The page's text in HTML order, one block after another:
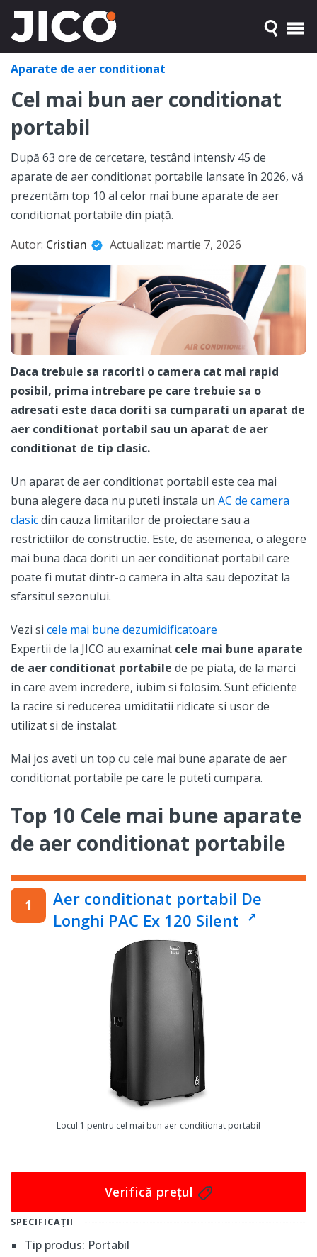
Aparate de aer conditionat
Cel mai bun aer conditionat
portabil
După 63 ore de cercetare, testând intensiv 45 de
aparate de aer conditionat portabile lansate în 2026, vă
prezentăm top 10 al celor mai bune aparate de aer
conditionat portabile din piață.
Autor: Cristian Actualizat: martie 7, 2026
Daca trebuie sa racoriti o camera cat mai rapid
posibil, prima intrebare pe care trebuie sa o
adresati este daca doriti sa cumparati un aparat de
aer conditionat portabil sau un aparat de aer
conditionat de tip clasic.
Un aparat de aer conditionat portabil este cea mai
buna alegere daca nu puteti instala un AC de camera
clasicdin cauza limitarilor de proiectare sau a
restrictiilor de constructie. Este, de asemenea, o alegere
mai buna daca doriti un aer conditionat portabil care
poate fi mutat dintr-o camera in alta sau depozitat la
sfarsitul sezonului.
Vezi si cele mai bune dezumidificatoare
Expertii de la JICO au examinat cele mai bune aparate
de aer conditionat portabile de pe piata, de la marci
in care avem incredere, iubim si folosim. Sunt eficiente
la racire si reducerea umiditatii ridicate si usor de
utilizat si de instalat.
Mai jos aveti un top cu cele mai bune aparate de aer
conditionat portabile pe care le puteti cumpara.
Top 10 Cele mai bune aparate
de aer conditionat portabile
Aer conditionat portabil De
Longhi PAC Ex 120 Silent
SPECIFICAȚII
Tip produs: Portabil
Locul 1 pentru cel mai bun aer conditionat portabil
Verifică prețul